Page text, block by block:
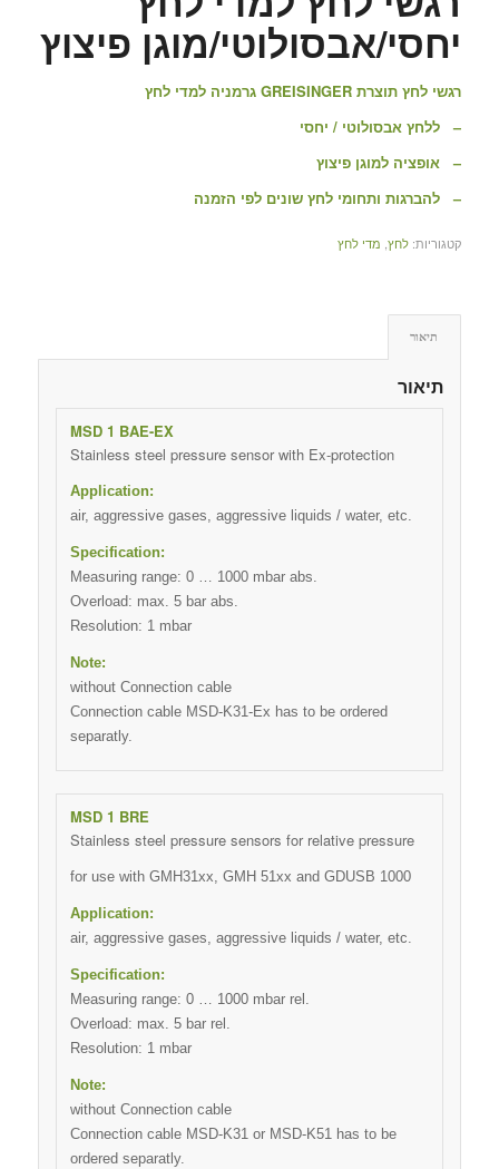
יחסי/אבסולוטי/מוגן פיצוץ
רגשי לחץ תוצרת GREISINGER גרמניה למדי לחץ
– ללחץ אבסולוטי / יחסי
– אופציה למוגן פיצוץ
– להברגות ותחומי לחץ שונים לפי הזמנה
קטגוריות: לחץ, מדי לחץ
תיאור
תיאור
MSD 1 BAE-EX
Stainless steel pressure sensor with Ex-protection
Application:
air, aggressive gases, aggressive liquids / water, etc.
Specification:
Measuring range: 0 … 1000 mbar abs.
Overload: max. 5 bar abs.
Resolution: 1 mbar
Note:
without Connection cable
Connection cable MSD-K31-Ex has to be ordered
separatly.
MSD 1 BRE
Stainless steel pressure sensors for relative pressure
for use with GMH31xx, GMH 51xx and GDUSB 1000
Application:
air, aggressive gases, aggressive liquids / water, etc.
Specification:
Measuring range: 0 … 1000 mbar rel.
Overload: max. 5 bar rel.
Resolution: 1 mbar
Note:
without Connection cable
Connection cable MSD-K31 or MSD-K51 has to be
ordered separatly.